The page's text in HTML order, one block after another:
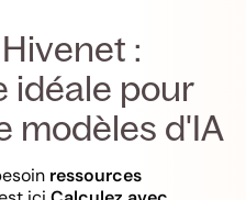
:
idéale pour
modèles d'IA
ressources